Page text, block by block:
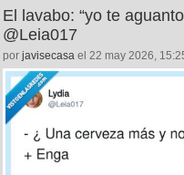
El lavabo: “yo te
@Leia017
por javisecasa el 22 may 2026,